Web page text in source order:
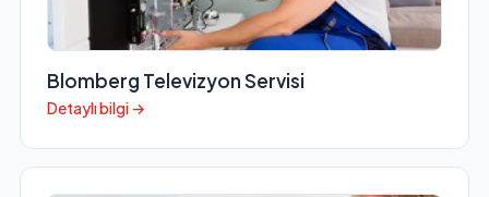
Blomberg Televizyon Servisi
Detaylı bilgi →